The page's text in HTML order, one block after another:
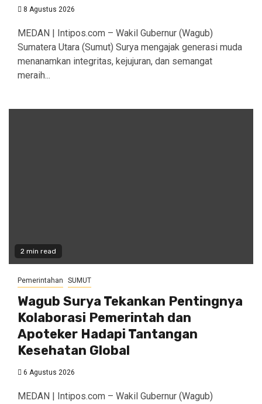
8 Agustus 2026
MEDAN | Intipos.com – Wakil Gubernur (Wagub)
Sumatera Utara (Sumut) Surya mengajak generasi muda
menanamkan integritas, kejujuran, dan semangat
meraih...
2 min read
Pemerintahan SUMUT
Wagub Surya Tekankan Pentingnya
Kolaborasi Pemerintah dan
Apoteker Hadapi Tantangan
Kesehatan Global
6 Agustus 2026
MEDAN | Intipos.com – Wakil Gubernur (Wagub)